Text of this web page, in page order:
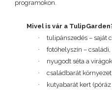
programokon.
Mivel is vár a
·
tulipánszedés – saját
·
fotóhelyszín –
·
nyugodt séta a
·
családbarát környezet
·
kutyabarát kert